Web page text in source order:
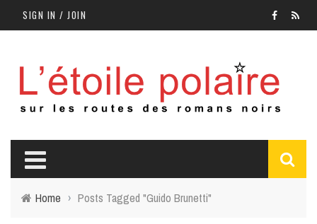
SIGN IN / JOIN
Home › Posts Tagged "Guido Brunetti"